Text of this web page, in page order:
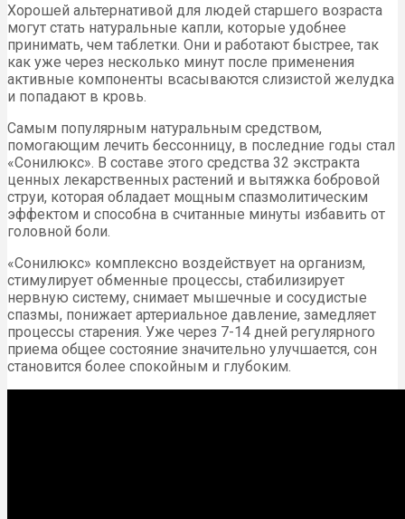
Хорошей альтернативой для людей старшего возраста
могут стать натуральные капли, которые удобнее
принимать, чем таблетки. Они и работают быстрее, так
как уже через несколько минут после применения
активные компоненты всасываются слизистой желудка
и попадают в кровь.
Самым популярным натуральным средством,
помогающим лечить бессонницу, в последние годы стал
«Сонилюкс». В составе этого средства 32 экстракта
ценных лекарственных растений и вытяжка бобровой
струи, которая обладает мощным спазмолитическим
эффектом и способна в считанные минуты избавить от
головной боли.
«Сонилюкс» комплексно воздействует на организм,
стимулирует обменные процессы, стабилизирует
нервную систему, снимает мышечные и сосудистые
спазмы, понижает артериальное давление, замедляет
процессы старения. Уже через 7-14 дней регулярного
приема общее состояние значительно улучшается, сон
становится более спокойным и глубоким.